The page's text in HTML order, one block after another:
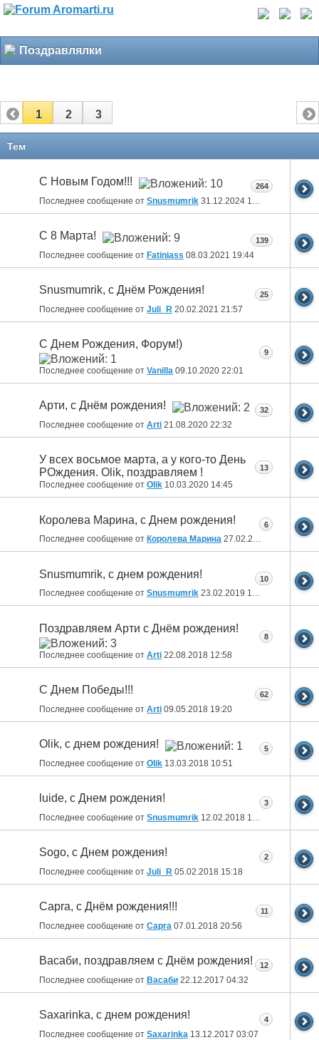
Поздравлялки
1 2 3
Тем
С Новым Годом!!!
Последнее сообщение от Snusmumrik 31.12.2024 18:35
264
С 8 Марта!
Последнее сообщение от Fatiniass 08.03.2021 19:44
139
Snusmumrik, c Днём Рождения!
Последнее сообщение от Juli_R 20.02.2021 21:57
25
С Днем Рождения, Форум!)
Последнее сообщение от Vanilla 09.10.2020 22:01
9
Арти, с Днём рождения!
Последнее сообщение от Arti 21.08.2020 22:32
32
У всех восьмое марта, а у кого-то День
РОждения. Olik, поздравляем !
Последнее сообщение от Olik 10.03.2020 14:45
13
Королева Марина, с Днем рождения!
Последнее сообщение от Королева Марина 27.02.2019
6
Snusmumrik, с днем рождения!
Последнее сообщение от Snusmumrik 23.02.2019 10:04
10
Поздравляем Арти с Днём рождения!
Последнее сообщение от Arti 22.08.2018 12:58
8
C Днем Победы!!!
Последнее сообщение от Arti 09.05.2018 19:20
62
Olik, с днем рождения!
Последнее сообщение от Olik 13.03.2018 10:51
5
luide, с Днем рождения!
Последнее сообщение от Snusmumrik 12.02.2018 14:15
3
Sogo, с Днем рождения!
Последнее сообщение от Juli_R 05.02.2018 15:18
2
Capra, с Днём рождения!!!
Последнее сообщение от Capra 07.01.2018 20:56
11
Васаби, поздравляем с Днём рождения!
Последнее сообщение от Васаби 22.12.2017 04:32
12
Saxarinka, с днем рождения!
Последнее сообщение от Saxarinka 13.12.2017 03:07
4